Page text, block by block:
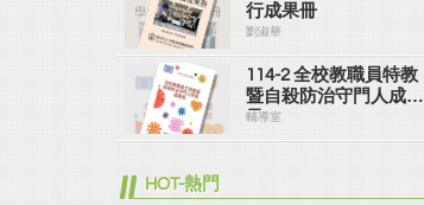
行成果冊
劉淑華
114-2 全校教職員特教
暨自殺防治守門人成果
冊
輔導室
HOT-熱門